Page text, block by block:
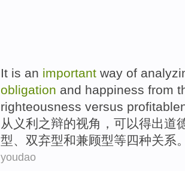
It is an important way of
obligation and happiness from
righteousness versus
从 义利 之辩的视角 ，可以得出道
型、双弃型和兼顾型等四种关系
youdao